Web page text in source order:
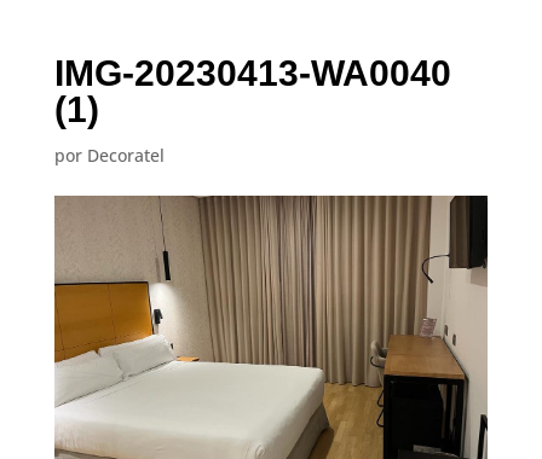
IMG-20230413-WA0040
(1)
por Decoratel